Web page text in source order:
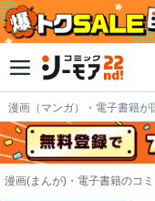
漫画（マンガ）・電子書籍が
漫画(まんが)・電子書籍のコ